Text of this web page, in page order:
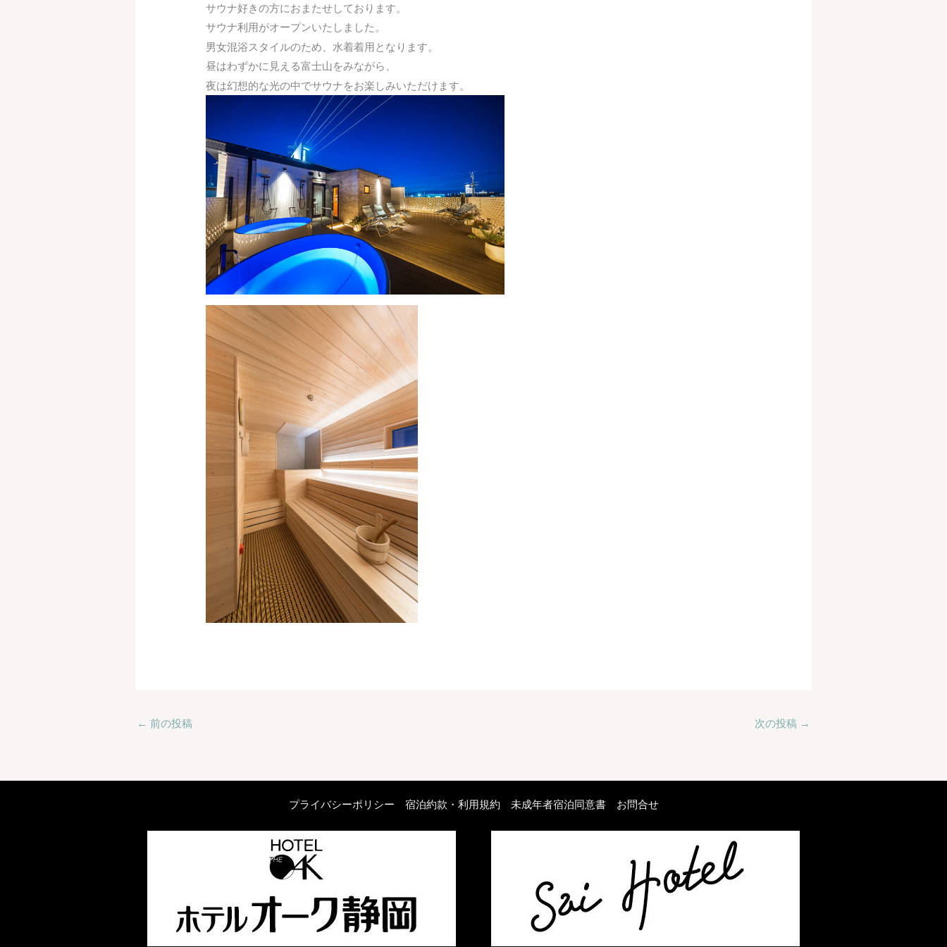
サウナ好きの方におまたせしております。
サウナ利用がオープンいたしました。
男女混浴スタイルのため、水着着用となります。
昼はわずかに見える富士山をみながら、
夜は幻想的な光の中でサウナをお楽しみいただけます。
← 前の投稿 次の投稿 →
プライバシーポリシー 宿泊約款・利用規約 未成年者宿泊同意書 お問合せ